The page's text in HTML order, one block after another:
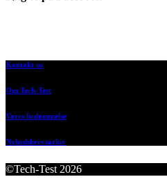
Kontakt os
Om Tech-Test
Vores bedømmelse
Nyhedsbrevsarkiv
©Tech-Test 2026